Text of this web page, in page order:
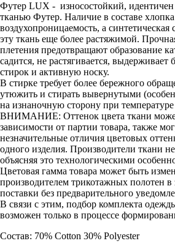
Футер LUX - износостойкий, идентичен
тканью Футер. Наличие в составе
воздухопроницаемость, а синтетическая
эту ткань еще более растяжимой.
плетения предотвращают образование
садится, не растягивается, выдерживает
стирок и активную носку.
В стирке требует более бережного
утюжить и стирать вывернутыми
на изнаночную сторону при температуре
ВНИМАНИЕ: Оттенок цвета ткани
зависимости от партии товара, также
незначительные отличия цветовых
одного изделия. Производители ткани
объясняя это технологическими
Цветовая гамма товара может быть
производителем трикотажных полотен в
поставки без предварительного
В связи с этим, подбор комплекта
возможен только в процессе
Состав: 70% Cotton 30% Polyester